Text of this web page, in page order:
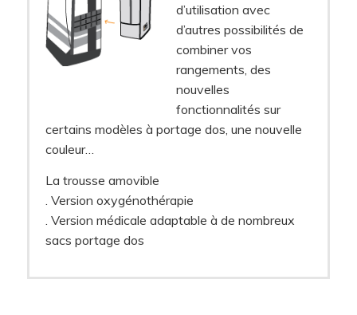
d’utilisation avec
d’autres possibilités de
combiner vos
rangements, des
nouvelles
fonctionnalités sur
certains modèles à portage dos, une nouvelle
couleur…
La trousse amovible
. Version oxygénothérapie
. Version médicale adaptable à de nombreux
sacs portage dos